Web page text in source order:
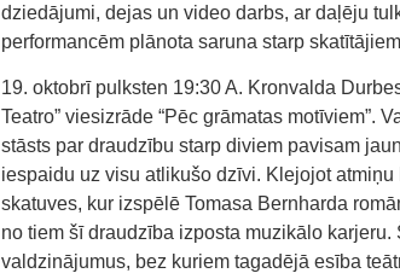
dziedājumi, dejas un video darbs, ar daļēju
performancēm plānota saruna starp
19. oktobrī pulksten 19:30 A. Kronvalda
Teatro” viesizrāde “Pēc grāmatas motīviem”.
stāsts par draudzību starp diviem pavisam
iespaidu uz visu atlikušo dzīvi. Klejojot
skatuves, kur izspēlē Tomasa Bernharda
no tiem šī draudzība izposta muzikālo
valdzinājumus, bez kuriem tagadējā esība